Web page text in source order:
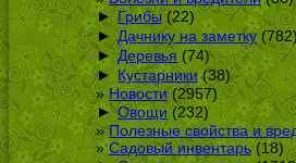
► Грибы(22)
► Дачнику на заметку
► Деревья (74)
► Кустарники(38)
Новости(2957)
► Овощи(232)
Полезные свойства и
Садовый инвентарь (18)